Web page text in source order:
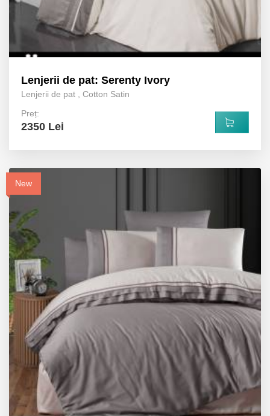
Lenjerii de pat: Serenty Ivory
Lenjerii de pat , Cotton Satin
Preț:
2350 Lei
New